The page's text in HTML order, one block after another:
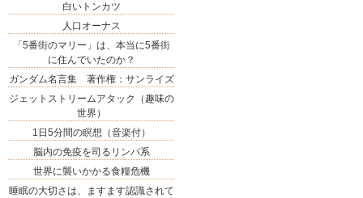
白いトンカツ
人口オーナス
「5番街のマリー」は、本当に5番街
に住んでいたのか？
ガンダム名言集 著作権：サンライズ
ジェットストリームアタック（趣味の
世界）
1日5分間の瞑想（音楽付）
脳内の免疫を司るリンパ系
世界に襲いかかる食糧危機
睡眠の大切さは、ますます認識されて